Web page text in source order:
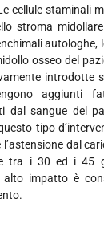
cellule staminali
stroma
autologhe,
osseo del
introdotte
aggiunti
dal sangue del
tipo
l’astensione dal
tra i 30 ed i 45
alto impatto è